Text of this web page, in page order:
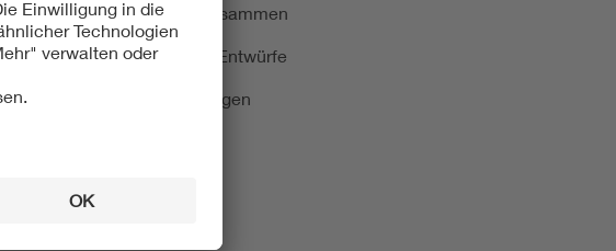
in der Normung kurz zusammen
Publikationen und Entwürfe
zukünftige Veranstaltungen